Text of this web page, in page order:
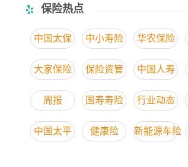
保险热点
中国太保 中小寿险 华农保险
大家保险 保险资管 中国人寿
周报 国寿寿险 行业动态
中国太平 健康险 新能源车险